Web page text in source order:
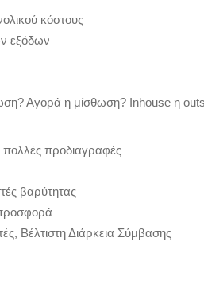
κόστους
εξόδων
Αγορά η μίσθωση? Inhouse η
πολλές προδιαγραφές
βαρύτητας
Βέλτιστη Διάρκεια Σύμβασης